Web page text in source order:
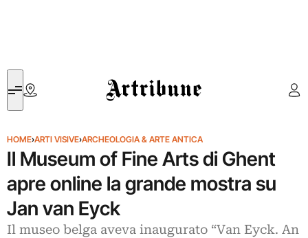
Artribune
HOME›ARTI VISIVE›ARCHEOLOGIA & ARTE ANTICA
Il Museum of Fine Arts di Ghent
apre online la grande mostra su
Jan van Eyck
Il museo belga aveva inaugurato “Van Eyck. An